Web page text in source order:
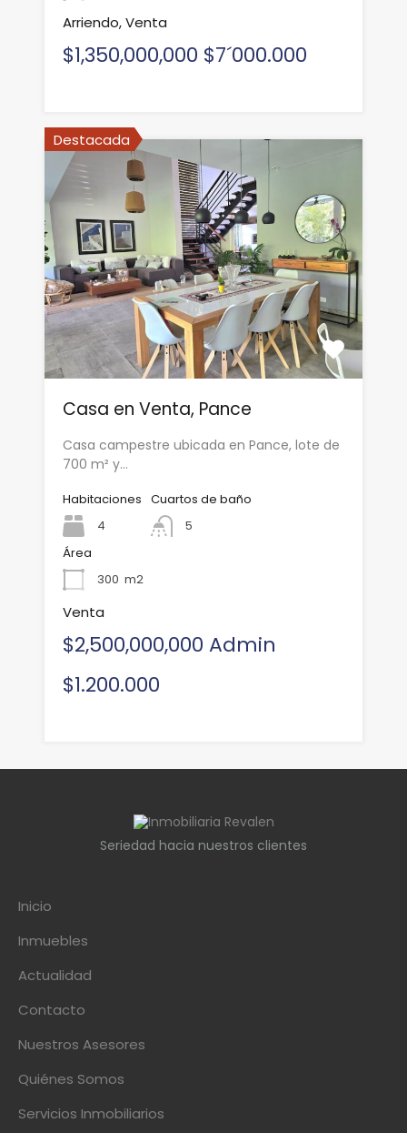
Arriendo, Venta
$1,350,000,000 $7´000.000
Destacada
Casa en Venta, Pance
Casa campestre ubicada en Pance, lote de
700 m² y…
Habitaciones
4
Cuartos de baño
5
Área
300 m2
Venta
$2,500,000,000 Admin
$1.200.000
Seriedad hacia nuestros clientes
Inicio
Inmuebles
Actualidad
Contacto
Nuestros Asesores
Quiénes Somos
Servicios Inmobiliarios